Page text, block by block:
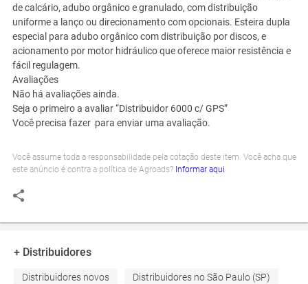
de calcário, adubo orgânico e granulado, com distribuição
uniforme a lanço ou direcionamento com opcionais. Esteira dupla
especial para adubo orgânico com distribuição por discos, e
acionamento por motor hidráulico que oferece maior resistência e
fácil regulagem.
Avaliações
Não há avaliações ainda.
Seja o primeiro a avaliar “Distribuidor 6000 c/ GPS”
Você precisa fazer para enviar uma avaliação.
Você assume toda a responsabilidade pela cotação deste item. Você acha que
este anúncio é contra a política de Agroads? Informar aqui
+ Distribuidores
Distribuidores novos Distribuidores no São Paulo (SP)